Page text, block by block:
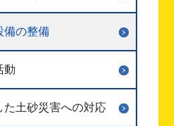
備の整備
動
た土砂災害への対応